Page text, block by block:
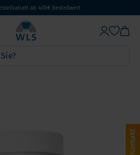
ab 400€ Bestellwert
Kontakt